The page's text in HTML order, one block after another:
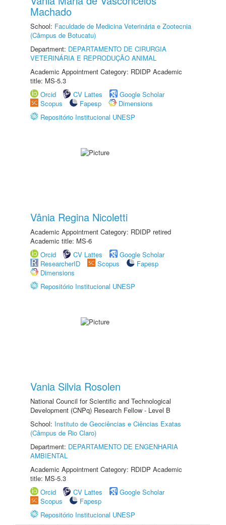
Machado
School: Faculdade de Medicina Veterinária e Zootecnia
(Câmpus de Botucatu)
Department: DEPARTAMENTO DE CIRURGIA
VETERINÁRIA E REPRODUÇÃO ANIMAL
Academic Appointment Category: RDIDP Academic
title: MS-5.3
Orcid
CV Lattes
Google Scholar
Scopus
Fapesp
Dimensions
Repositório Institucional UNESP
Vânia Regina Nicoletti
Academic Appointment Category: RDIDP retired
Academic title: MS-6
Orcid
CV Lattes
Google Scholar
ResearcherID
Scopus
Fapesp
Dimensions
Repositório Institucional UNESP
Vania Silvia Rosolen
National Council for Scientific and Technological
Development (CNPq) Research Fellow - Level B
School: Instituto de Geociências e Ciências Exatas
(Câmpus de Rio Claro)
Department: DEPARTAMENTO DE ENGENHARIA
AMBIENTAL
Academic Appointment Category: RDIDP Academic
title: MS-5.3
Orcid
CV Lattes
Google Scholar
Scopus
Fapesp
Repositório Institucional UNESP